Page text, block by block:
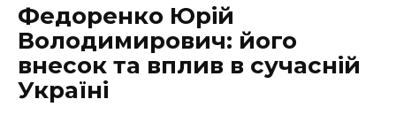
Федоренко Юрій
Володимирович: його
внесок та вплив в сучасній
Україні